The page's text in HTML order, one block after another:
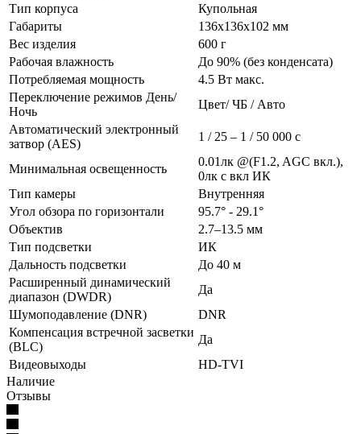
Тип корпуса
Купольная
Габариты
136x136x102 мм
Вес изделия
600 г
Рабочая влажность
До 90% (без конденсата)
Потребляемая мощность
4.5 Вт макс.
Переключение режимов День/
Ночь
Цвет/ ЧБ / Авто
Автоматический электронный
затвор (AES)
1 / 25 – 1 / 50 000 с
Минимальная освещенность
0.01лк @(F1.2, AGC вкл.),
0лк с вкл ИК
Тип камеры
Внутренняя
Угол обзора по горизонтали
95.7° - 29.1°
Объектив
2.7–13.5 мм
Тип подсветки
ИК
Дальность подсветки
До 40 м
Расширенный динамический
диапазон (DWDR)
Да
Шумоподавление (DNR)
DNR
Компенсация встречной засветки
(BLC)
Да
Видеовыходы
HD-TVI
Наличие
Отзывы